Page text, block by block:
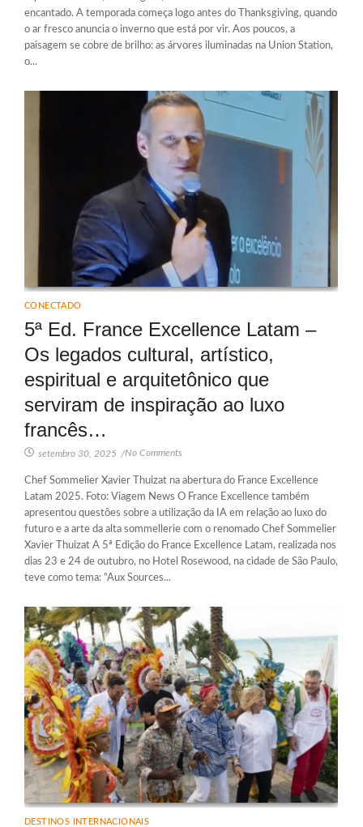
encantado. A temporada começa logo antes do Thanksgiving, quando
o ar fresco anuncia o inverno que está por vir. Aos poucos, a
paisagem se cobre de brilho: as árvores iluminadas na Union Station,
o...
CONECTADO
5ª Ed. France Excellence Latam –
Os legados cultural, artístico,
espiritual e arquitetônico que
serviram de inspiração ao luxo
francês…
setembro 30, 2025 /No Comments
Chef Sommelier Xavier Thuizat na abertura do France Excellence
Latam 2025. Foto: Viagem News O France Excellence também
apresentou questões sobre a utilização da IA em relação ao luxo do
futuro e a arte da alta sommellerie com o renomado Chef Sommelier
Xavier Thuizat A 5ª Edição do France Excellence Latam, realizada nos
dias 23 e 24 de outubro, no Hotel Rosewood, na cidade de São Paulo,
teve como tema: “Aux Sources...
DESTINOS INTERNACIONAIS